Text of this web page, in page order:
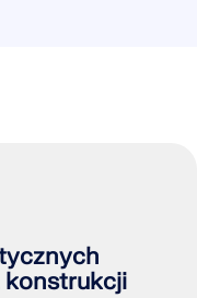
konstrukcji